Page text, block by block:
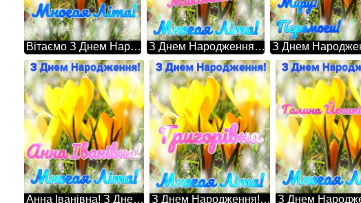
Вітаємо З Днем Народження, Многая Літа! Степанович!!! Квіти золотистого кольору З Днем Народження! Многая Літа! Василина Миколаївна!!! Квіти золотистого кольору
Анна Іванівна! З Днем Народження! Многая Літа! Квіти золотистого кольору З Днем Народження! Многая Літа! Григорівна Квіти золотистого кольору